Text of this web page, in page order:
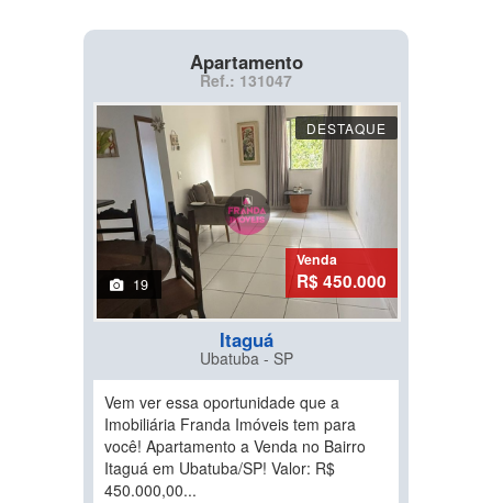
Apartamento
Ref.: 131047
DESTAQUE
19
Venda
R$ 450.000
Itaguá
Ubatuba - SP
Vem ver essa oportunidade que a
Imobiliária Franda Imóveis tem para
você! Apartamento a Venda no Bairro
Itaguá em Ubatuba/SP! Valor: R$
450.000,00...